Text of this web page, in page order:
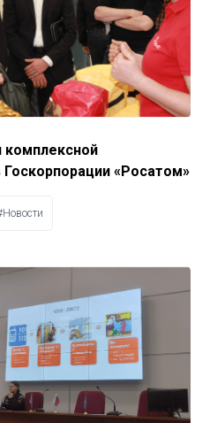
комплексной
Госкорпорации «Росатом»